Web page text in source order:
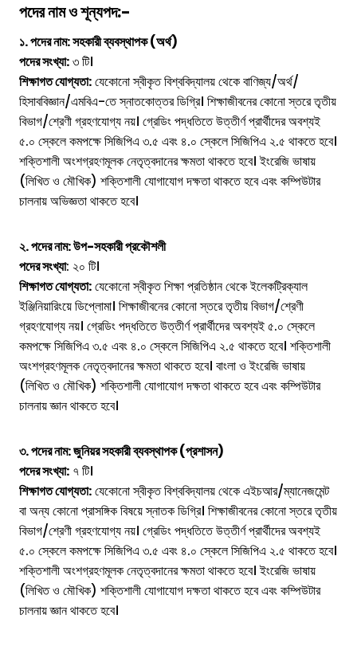
পদের নাম ও শূন্যপদ:-
১. পদের নাম: সহকারী ব্যবস্থাপক (অর্থ)
পদের সংখ্যা:৩ টি।
শিক্ষাগত যোগ্যতা:যেকোনো স্বীকৃত বিশ্ববিদ্যালয় থেকে বাণিজ্য/অর্থ/
হিসাববিজ্ঞান/এমবিএ-তে স্নাতকোত্তর ডিগ্রি। শিক্ষাজীবনের কোনো স্তরে তৃতীয়
বিভাগ/শ্রেণী গ্রহণযোগ্য নয়। গ্রেডিং পদ্ধতিতে উত্তীর্ণ প্রার্থীদের অবশ্যই
৫.০ স্কেলে কমপক্ষে সিজিপিএ ৩.৫ এবং ৪.০ স্কেলে সিজিপিএ ২.৫ থাকতে হবে।
শক্তিশালী অংশগ্রহণমূলক নেতৃত্বদানের ক্ষমতা থাকতে হবে। ইংরেজি ভাষায়
(লিখিত ও মৌখিক) শক্তিশালী যোগাযোগ দক্ষতা থাকতে হবে এবং কম্পিউটার
চালনায় অভিজ্ঞতা থাকতে হবে।
২. পদের নাম: উপ-সহকারী প্রকৌশলী
পদের সংখ্যা: ২০ টি।
শিক্ষাগত যোগ্যতা:যেকোনো স্বীকৃত শিক্ষা প্রতিষ্ঠান থেকে ইলেকট্রিক্যাল
ইঞ্জিনিয়ারিংয়ে ডিপ্লোমা। শিক্ষাজীবনের কোনো স্তরে তৃতীয় বিভাগ/শ্রেণী
গ্রহণযোগ্য নয়। গ্রেডিং পদ্ধতিতে উত্তীর্ণ প্রার্থীদের অবশ্যই ৫.০ স্কেলে
কমপক্ষে সিজিপিএ ৩.৫ এবং ৪.০ স্কেলে সিজিপিএ ২.৫ থাকতে হবে। শক্তিশালী
অংশগ্রহণমূলক নেতৃত্বদানের ক্ষমতা থাকতে হবে। বাংলা ও ইংরেজি ভাষায়
(লিখিত ও মৌখিক) শক্তিশালী যোগাযোগ দক্ষতা থাকতে হবে এবং কম্পিউটার
চালনায় জ্ঞান থাকতে হবে।
৩. পদের নাম: জুনিয়র সহকারী ব্যবস্থাপক (প্রশাসন)
পদের সংখ্যা: ৭ টি।
শিক্ষাগত যোগ্যতা:যেকোনো স্বীকৃত বিশ্ববিদ্যালয় থেকে এইচআর/ম্যানেজমেন্ট
বা অন্য কোনো প্রাসঙ্গিক বিষয়ে স্নাতক ডিগ্রি। শিক্ষাজীবনের কোনো স্তরে তৃতীয়
বিভাগ/শ্রেণী গ্রহণযোগ্য নয়। গ্রেডিং পদ্ধতিতে উত্তীর্ণ প্রার্থীদের অবশ্যই
৫.০ স্কেলে কমপক্ষে সিজিপিএ ৩.৫ এবং ৪.০ স্কেলে সিজিপিএ ২.৫ থাকতে হবে।
শক্তিশালী অংশগ্রহণমূলক নেতৃত্বদানের ক্ষমতা থাকতে হবে। ইংরেজি ভাষায়
(লিখিত ও মৌখিক) শক্তিশালী যোগাযোগ দক্ষতা থাকতে হবে এবং কম্পিউটার
চালনায় জ্ঞান থাকতে হবে।